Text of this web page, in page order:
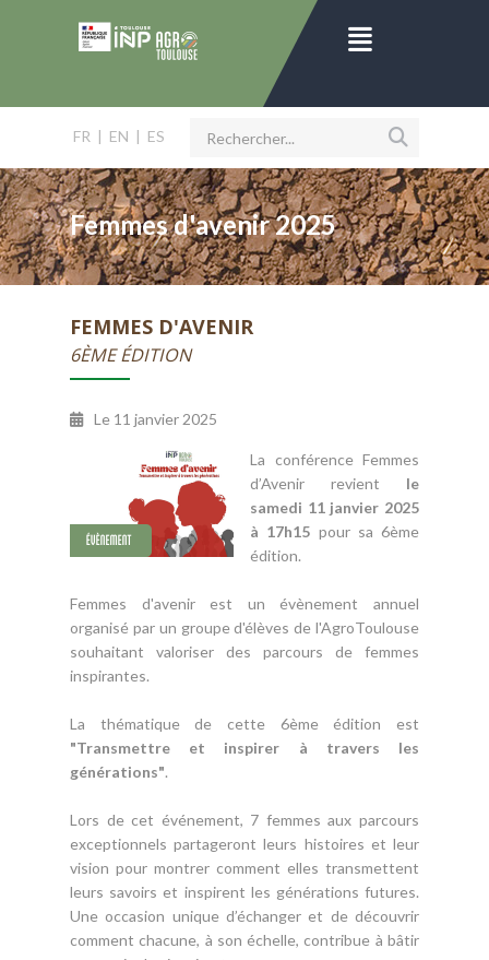
FR | EN | ES
Femmes d'avenir 2025
FEMMES D'AVENIR
6ÈME ÉDITION
Le 11 janvier 2025
La conférence Femmes
d’Avenir revient le
samedi 11 janvier 2025
à 17h15 pour sa 6ème
édition.
Femmes d'avenir est un évènement annuel
organisé par un groupe d'élèves de l'AgroToulouse
souhaitant valoriser des parcours de femmes
inspirantes.
La thématique de cette 6ème édition est
"Transmettre et inspirer à travers les
générations".
Lors de cet événement, 7 femmes aux parcours
exceptionnels partageront leurs histoires et leur
vision pour montrer comment elles transmettent
leurs savoirs et inspirent les générations futures.
Une occasion unique d’échanger et de découvrir
comment chacune, à son échelle, contribue à bâtir